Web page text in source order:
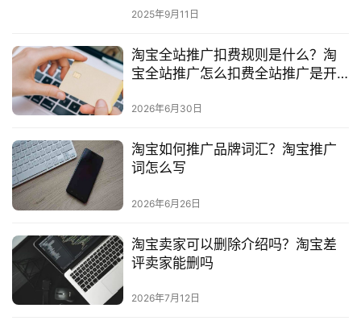
2025年9月11日
淘宝全站推广扣费规则是什么？淘
宝全站推广怎么扣费全站推广是开
2026年6月30日
淘宝如何推广品牌词汇？淘宝推广
词怎么写
2026年6月26日
淘宝卖家可以删除介绍吗？淘宝差
评卖家能删吗
2026年7月12日